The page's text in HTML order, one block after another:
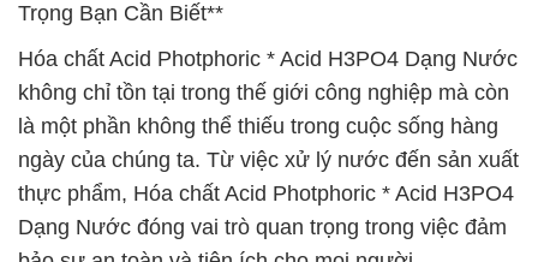
Trọng Bạn Cần Biết**
Hóa chất Acid Photphoric * Acid H3PO4 Dạng Nước
không chỉ tồn tại trong thế giới công nghiệp mà còn
là một phần không thể thiếu trong cuộc sống hàng
ngày của chúng ta. Từ việc xử lý nước đến sản xuất
thực phẩm, Hóa chất Acid Photphoric * Acid H3PO4
Dạng Nước đóng vai trò quan trọng trong việc đảm